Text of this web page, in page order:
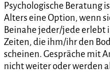
Psychologische Beratung
Alters eine Option, wenn
Beinahe jeder/jede erlebt
Zeiten, die ihm/ihr den
scheinen. Gespräche mit
nicht weiter oder werden